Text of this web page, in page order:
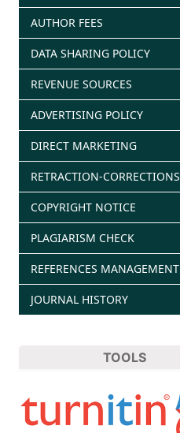
AUTHOR FEES
DATA SHARING POLICY
REVENUE SOURCES
ADVERTISING POLICY
DIRECT MARKETING
RETRACTION-CORRECTIONS
COPYRIGHT NOTICE
PLAGIARISM CHECK
REFERENCES MANAGEMENT
JOURNAL HISTORY
TOOLS